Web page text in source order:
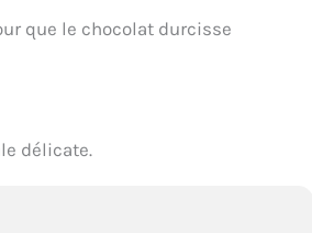
que le chocolat durcisse
délicate.